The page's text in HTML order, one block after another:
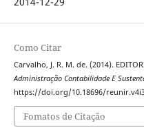
Como Citar
Carvalho, J. R. M. de. (2014).
Administração Contabilidade E
https://doi.org/10.18696/
Fomatos de Citação